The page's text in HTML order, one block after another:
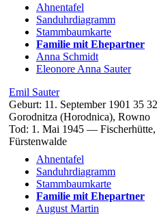
Ahnentafel
Sanduhrdiagramm
Stammbaumkarte
Familie mit Ehepartner
Anna Schmidt
Eleonore Anna Sauter
Emil Sauter
Geburt: 11. September 1901 35 32
Gorodnitza (Horodnica), Rowno
Tod: 1. Mai 1945 — Fischerhütte,
Fürstenwalde
Ahnentafel
Sanduhrdiagramm
Stammbaumkarte
Familie mit Ehepartner
August Martin